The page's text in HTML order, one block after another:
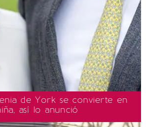
de York se convierte en
así lo anunció